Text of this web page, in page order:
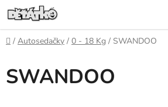
Přejít
na
obsah
Domů
/ Autosedačky / 0 - 18 Kg / SWANDOO
SWANDOO